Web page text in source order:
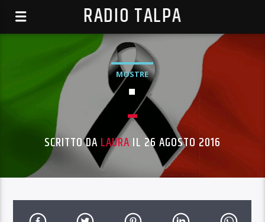
RADIO TALPA
MOSTRE
▪︎
SCRITTO DA LAURA IL 26 AGOSTO 2016